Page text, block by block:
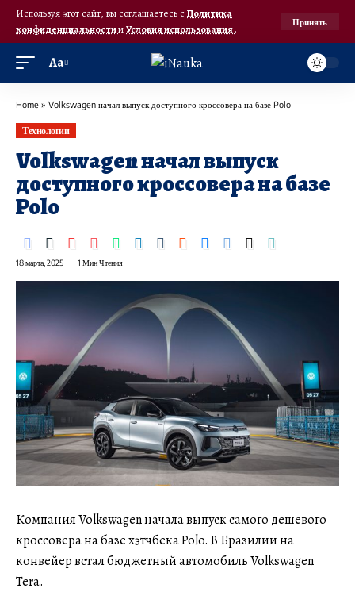
Используя этот сайт, вы соглашаетесь с Политика
конфиденциальностииУсловия использования.
Принять
Аа
Home » Volkswagen начал выпуск доступного кроссовера на базе Polo
Технологии
Volkswagen начал выпуск
доступного кроссовера на базе
Polo
18 марта, 2025 1 Мин Чтения
Компания Volkswagen начала выпуск самого дешевого
кроссовера на базе хэтчбека Polo. В Бразилии на
конвейер встал бюджетный автомобиль Volkswagen
Tera.